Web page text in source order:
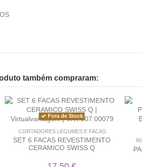
também compraram:
Fora de Stock
CORTADORES LEGUMES E FACAS
SET 6 FACAS REVESTIMENTO
CERAMICO SWISS Q